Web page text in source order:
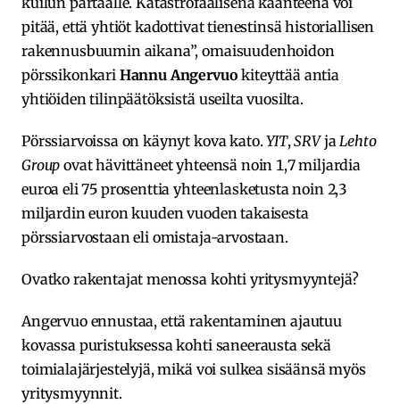
pitää, että yhtiöt kadottivat tienestinsä historiallisen
rakennusbuumin aikana”, omaisuudenhoidon
pörssikonkari Hannu Angervuo kiteyttää antia
yhtiöiden tilinpäätöksistä useilta vuosilta.
Pörssiarvoissa on käynyt kova kato.YIT,SRVjaLehto
Group ovat hävittäneet yhteensä noin 1,7 miljardia
euroa eli 75 prosenttia yhteenlasketusta noin 2,3
miljardin euron kuuden vuoden takaisesta
pörssiarvostaan eli omistaja-arvostaan.
Ovatko rakentajat menossa kohti yritysmyyntejä?
Angervuo ennustaa, että rakentaminen ajautuu
kovassa puristuksessa kohti saneerausta sekä
toimialajärjestelyjä, mikä voi sulkea sisäänsä myös
yritysmyynnit.